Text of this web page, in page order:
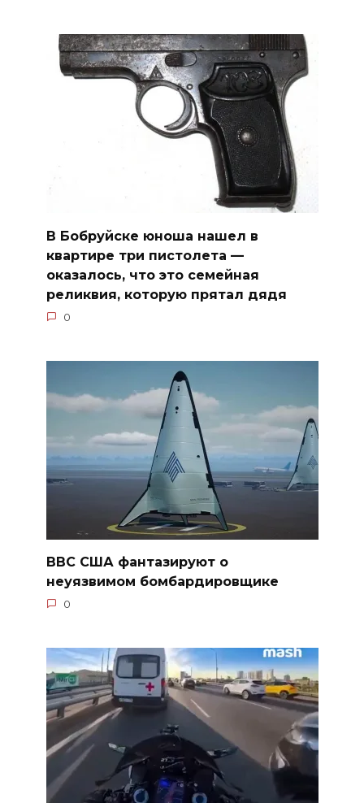
В Бобруйске юноша нашел в
квартире три пистолета —
оказалось, что это семейная
реликвия, которую прятал дядя
0
ВВС США фантазируют о
неуязвимом бомбардировщике
0